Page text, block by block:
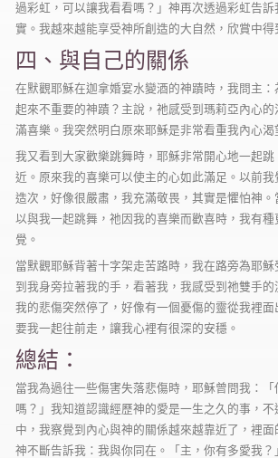
過彩虹，可以讓我看看嗎？」神再次透過彩虹告
實。我越來越能享受神所創造的大自然，欣賞中得
四、與自己的關係
在默觀耶穌在迦拿婚宴水變酒的神蹟時，我問主
起來不重要的神蹟？主說，祂感受到瑪莉亞內心
滿喜樂。我突然明白原來耶穌是非常看重我內心渴
我又看到大家歡樂跳舞時，耶穌非常開心地一起
近。原來我的喜樂可以使主的心如此滿足。以前
造次，好像很嚴肅，我充滿敬畏，其實是懼怕神
以與我一起跳舞，祂因我的喜樂而歡喜時，我有種
覺。
當默觀耶穌背著十字架走苦路時，我在路旁為耶
到我身旁拉著我的手，看著我，我感受到祂雙手的
我的悲傷突然停了，好像有一個憂傷的靈從我裡面
要我一起往前走，讓我心裡有很深的安穩。
總結：
當我為過往一些傷害失落悲傷時，耶穌曾問我：
嗎？」我知道認識經歷神的愛是一生之久的事，
中，我察覺到內心與神的關係越來越靠近了，裡面
神不斷告訴我：我與你同在。「主，你有多愛我